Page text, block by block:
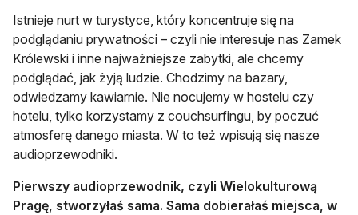
Istnieje nurt w turystyce, który koncentruje się na
podglądaniu prywatności – czyli nie interesuje nas Zamek
Królewski i inne najważniejsze zabytki, ale chcemy
podglądać, jak żyją ludzie. Chodzimy na bazary,
odwiedzamy kawiarnie. Nie nocujemy w hostelu czy
hotelu, tylko korzystamy z couchsurfingu, by poczuć
atmosferę danego miasta. W to też wpisują się nasze
audioprzewodniki.
Pierwszy audioprzewodnik, czyli Wielokulturową
Pragę, stworzyłaś sama. Sama dobierałaś miejsca, w